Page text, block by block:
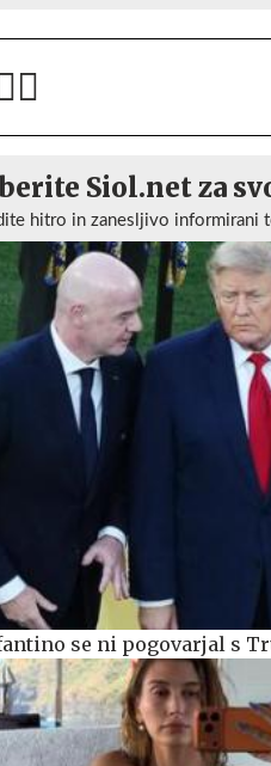
Siol.net za
hitro in zanesljivo informirani
se ni pogovarjal s